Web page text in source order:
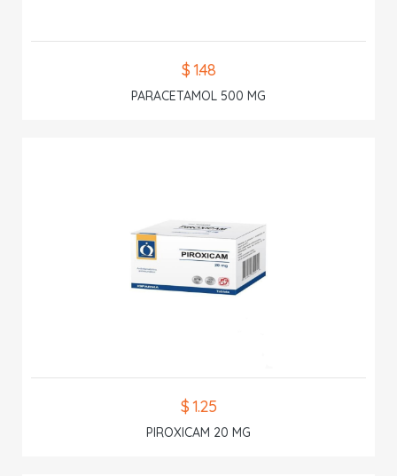
$ 1.48
PARACETAMOL 500 MG
$ 1.25
PIROXICAM 20 MG